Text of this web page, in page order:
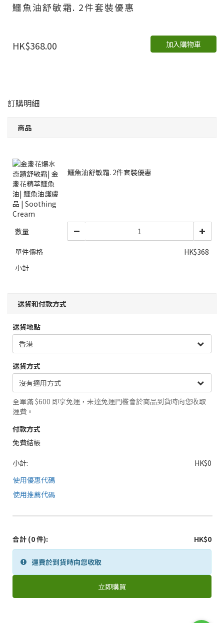
鱷魚油舒敏霜. 2件套裝優惠
HK$368.00 加入購物車
訂購明細
商品
鱷魚油舒敏霜. 2件套裝優惠
數量
單件價格
HK$368
小計
送貨和付款方式
送貨地點
送貨方式
全單滿 $600 即享免運，未達免運門檻會於商品到貨時向您收取
運費。
付款方式
免費結帳
小計:
HK$0
使用優惠代碼
使用推薦代碼
合計 (0 件): HK$0
運費於到貨時向您收取
立即購買